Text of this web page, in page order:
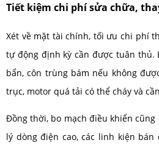
Tiết kiệm chi phí sửa chữa,
Xét về mặt tài chính, tối ưu chi phí
tự động định kỳ cần được tuân thủ.
bẩn, côn trùng bám nếu không
trục, motor quá tải có thể cháy và
Đồng thời, bo mạch điều khiển
lý dòng điện cao, các linh kiện